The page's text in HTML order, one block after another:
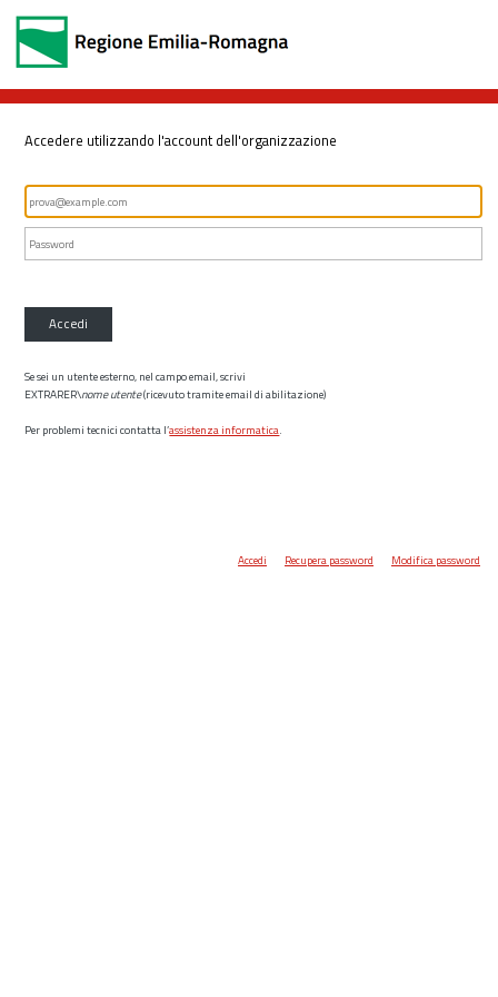
Accedere utilizzando l'account dell'organizzazione
Accedi
Se sei un utente esterno, nel campo email, scrivi
EXTRARER\nome utente(ricevuto tramite email di abilitazione)
Per problemi tecnici contatta l’assistenza informatica.
Accedi Recupera password Modifica password